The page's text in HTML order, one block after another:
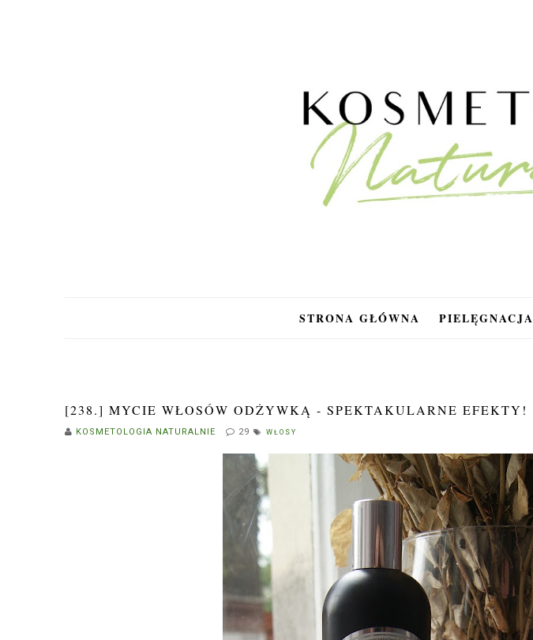
STRONA GŁÓWNA PIELĘGNACJA
[238.] MYCIE WŁOSÓW ODŻYWKĄ - SPEKTAKULARNE EFEKTY!
KOSMETOLOGIA NATURALNIE 29 WŁOSY